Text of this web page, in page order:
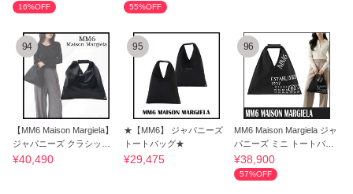
16%OFF 55%OFF
94
【MM6 Maison Margiela】
ジャパニーズ クラシック
トートバッグ
¥40,490
95
★【MM6】 ジャパニーズ
トートバッグ★
¥29,475
96
MM6 Maison Margiela ジャ
パニーズ ミニ トートバッ
グ☆超人気☆
¥38,900
57%OFF